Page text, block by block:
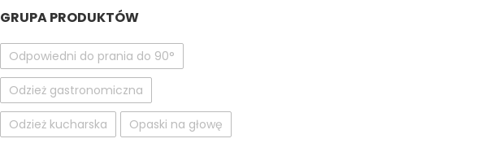
GRUPA PRODUKTÓW
Odpowiedni do prania do 90°
Odzież gastronomiczna
Odzież kucharska Opaski na głowę